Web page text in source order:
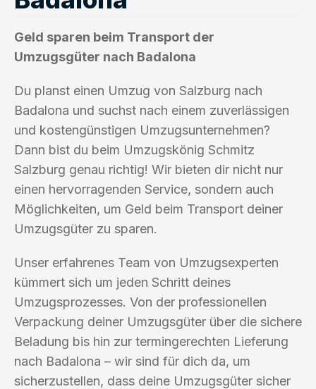
Geld sparen beim Transport der
Umzugsgüter nach Badalona
Du planst einen Umzug von Salzburg nach
Badalona und suchst nach einem zuverlässigen
und kostengünstigen Umzugsunternehmen?
Dann bist du beim Umzugskönig Schmitz
Salzburg genau richtig! Wir bieten dir nicht nur
einen hervorragenden Service, sondern auch
Möglichkeiten, um Geld beim Transport deiner
Umzugsgüter zu sparen.
Unser erfahrenes Team von Umzugsexperten
kümmert sich um jeden Schritt deines
Umzugsprozesses. Von der professionellen
Verpackung deiner Umzugsgüter über die sichere
Beladung bis hin zur termingerechten Lieferung
nach Badalona – wir sind für dich da, um
sicherzustellen, dass deine Umzugsgüter sicher